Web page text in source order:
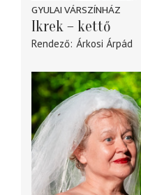
GYULAI VÁRSZÍNHÁZ
Ikrek – kettő
Rendező Árkosi Árpád